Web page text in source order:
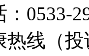
0533-
热线（